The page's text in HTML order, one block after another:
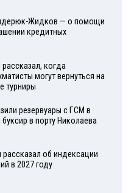
Жидков — о помощи
кредитных
когда
могут вернуться на
турниры
резервуары с ГСМ в
в порту Николаева
рассказал об индексации
в 2027 году